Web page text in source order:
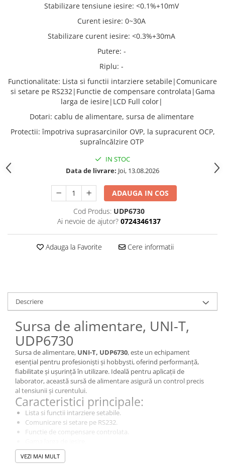
Stabilizare tensiune iesire: <0.1%+10mV
Curent iesire: 0~30A
Stabilizare curent iesire: <0.3%+30mA
Putere: -
Riplu: -
Functionalitate: Lista si functii intarziere setabile|Comunicare
si setare pe RS232|Functie de compensare controlata|Gama
larga de iesire|LCD Full color|
Dotari: cablu de alimentare, sursa de alimentare
Protectii:împotriva suprasarcinilor OVP, la supracurent OCP,
supraîncălzire OTP
IN STOC
Data de livrare: Joi, 13.08.2026
ADAUGA IN COS
Cod Produs: UDP6730
Ai nevoie de ajutor? 0724346137
Adauga la Favorite Cere informatii
Descriere
Sursa de alimentare, UNI-T,
UDP6730
Sursa de alimentare, UNI-T, UDP6730, este un echipament
esențial pentru profesioniști și hobbysti, oferind performanță,
fiabilitate și ușurință în utilizare. Ideală pentru aplicații de
laborator, această sursă de alimentare asigură un control precis
al tensiunii și curentului.
Caracteristici principale:
Lista si functii intarziere setabile.
Comunicare si setare pe RS232.
Functie de compensare controlata.
LCD Full color.
.
VEZI MAI MULT